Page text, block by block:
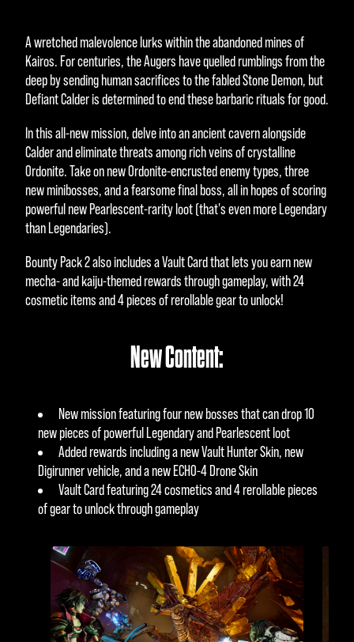
Indem du auf "Spielen"
klickst, stimmst du den
Datenschutzbestimmungen
von YouTubeund der
die Google-Server zu.
A wretched malevolence lurks within the abandoned mines of
Kairos. For centuries, the Augers have quelled rumblings from the
deep by sending human sacrifices to the fabled Stone Demon, but
Defiant Calder is determined to end these barbaric rituals for good.
In this all-new mission, delve into an ancient cavern alongside
Calder and eliminate threats among rich veins of crystalline
Ordonite. Take on new Ordonite-encrusted enemy types, three
new minibosses, and a fearsome final boss, all in hopes of scoring
powerful new Pearlescent-rarity loot (that's even more Legendary
than Legendaries).
Bounty Pack 2 also includes a Vault Card that lets you earn new
mecha- and kaiju-themed rewards through gameplay, with 24
cosmetic items and 4 pieces of rerollable gear to unlock!
New Content:
New mission featuring four new bosses that can drop 10
new pieces of powerful Legendary and Pearlescent loot
Added rewards including a new Vault Hunter Skin, new
Digirunner vehicle, and a new ECHO-4 Drone Skin
Vault Card featuring 24 cosmetics and 4 rerollable pieces
of gear to unlock through gameplay